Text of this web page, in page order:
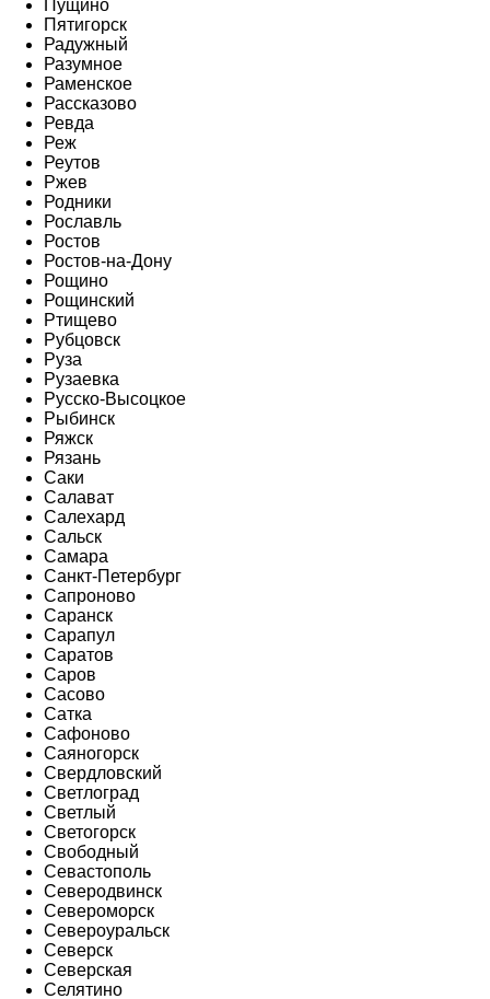
Пущино
Пятигорск
Радужный
Разумное
Раменское
Рассказово
Ревда
Реж
Реутов
Ржев
Родники
Рославль
Ростов
Ростов-на-Дону
Рощино
Рощинский
Ртищево
Рубцовск
Руза
Рузаевка
Русско-Высоцкое
Рыбинск
Ряжск
Рязань
Саки
Салават
Салехард
Сальск
Самара
Санкт-Петербург
Сапроново
Саранск
Сарапул
Саратов
Саров
Сасово
Сатка
Сафоново
Саяногорск
Свердловский
Светлоград
Светлый
Светогорск
Свободный
Севастополь
Северодвинск
Североморск
Североуральск
Северск
Северская
Селятино